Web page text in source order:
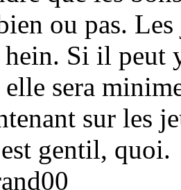
ou pas.
hein. Si il
sera
sur les
gentil, quoi.